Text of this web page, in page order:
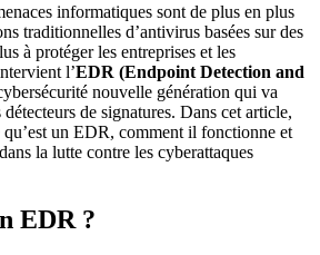
informatiques sont de plus en plus
traditionnelles d’antivirus basées sur des
à protéger les entreprises et les
l’EDR (Endpoint Detection and
nouvelle génération qui va
de signatures. Dans cet article,
un EDR, comment il fonctionne et
la lutte contre les cyberattaques
EDR ?